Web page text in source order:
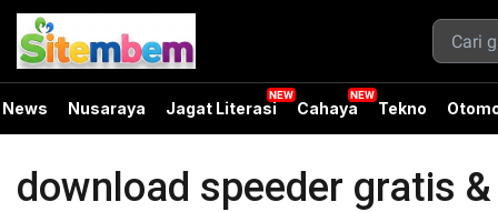
News Nusaraya Jagat Literasi Cahaya Tekno
download speeder gratis